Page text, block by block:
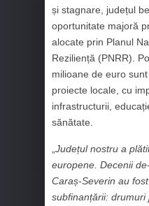
și stagnare, județul
oportunitate majoră
alocate prin Planul
Reziliență (PNRR).
milioane de euro
proiecte locale, cu
infrastructurii,
sănătate.
Județul nostru a
europene. Decenii
Caraș-Severin au
subfinanțării: